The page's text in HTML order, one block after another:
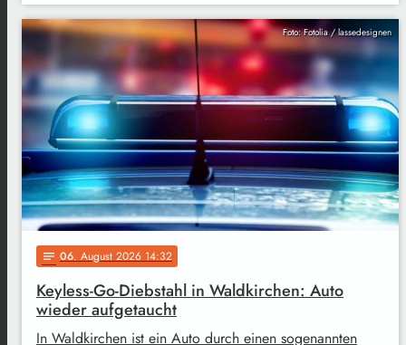
Foto: Fotolia / lassedesignen
notes 06. August 2026 14:32
Keyless-Go-Diebstahl in Waldkirchen: Auto
wieder aufgetaucht
In Waldkirchen ist ein Auto durch einen sogenannten